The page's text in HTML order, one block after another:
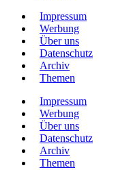
Impressum
Werbung
Über uns
Datenschutz
Archiv
Themen
Impressum
Werbung
Über uns
Datenschutz
Archiv
Themen